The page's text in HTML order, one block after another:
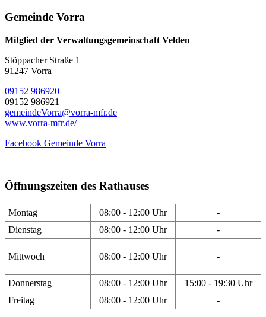
Gemeinde Vorra
Mitglied der Verwaltungsgemeinschaft Velden
Stöppacher Straße 1
91247 Vorra
09152 986920
09152 986921
gemeindeVorra@vorra-mfr.de
www.vorra-mfr.de/
Facebook Gemeinde Vorra
Öffnungszeiten des Rathauses
Montag 08:00 - 12:00 Uhr
-
Dienstag
08:00 - 12:00 Uhr -
Mittwoch 08:00 - 12:00 Uhr -
Donnerstag 08:00 - 12:00 Uhr
15:00 - 19:30 Uhr
Freitag
08:00 - 12:00 Uhr -